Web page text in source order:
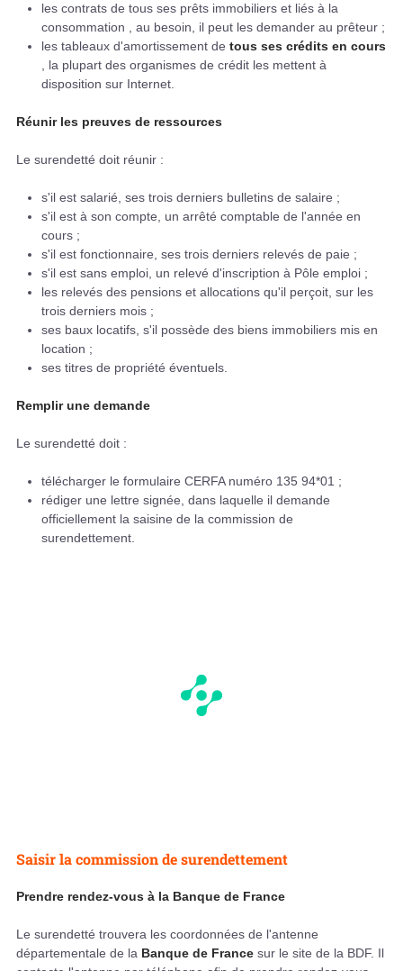
les contrats de tous ses prêts immobiliers et liés à la
consommation , au besoin, il peut les demander au prêteur ;
les tableaux d'amortissement de tous ses crédits en cours
, la plupart des organismes de crédit les mettent à
disposition sur Internet.
Réunir les preuves de ressources
Le surendetté doit réunir :
s'il est salarié, ses trois derniers bulletins de salaire ;
s'il est à son compte, un arrêté comptable de l'année en
cours ;
s'il est fonctionnaire, ses trois derniers relevés de paie ;
s'il est sans emploi, un relevé d'inscription à Pôle emploi ;
les relevés des pensions et allocations qu'il perçoit, sur les
trois derniers mois ;
ses baux locatifs, s'il possède des biens immobiliers mis en
location ;
ses titres de propriété éventuels.
Remplir une demande
Le surendetté doit :
télécharger le formulaire CERFA numéro 135 94*01 ;
rédiger une lettre signée, dans laquelle il demande
officiellement la saisine de la commission de
surendettement.
Saisir la commission de surendettement
Prendre rendez-vous à la Banque de France
Le surendetté trouvera les coordonnées de l'antenne
départementale de la Banque de France sur le site de la BDF. Il